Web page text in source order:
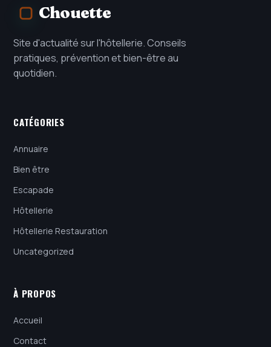
Chouette
Site d'actualité sur l'hôtellerie. Conseils
pratiques, prévention et bien-être au
quotidien.
CATÉGORIES
Annuaire
Bien être
Escapade
Hôtellerie
Hôtellerie Restauration
Uncategorized
À PROPOS
Accueil
Contact